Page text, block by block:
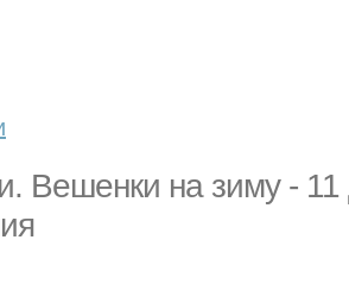
Вешенки на зиму -